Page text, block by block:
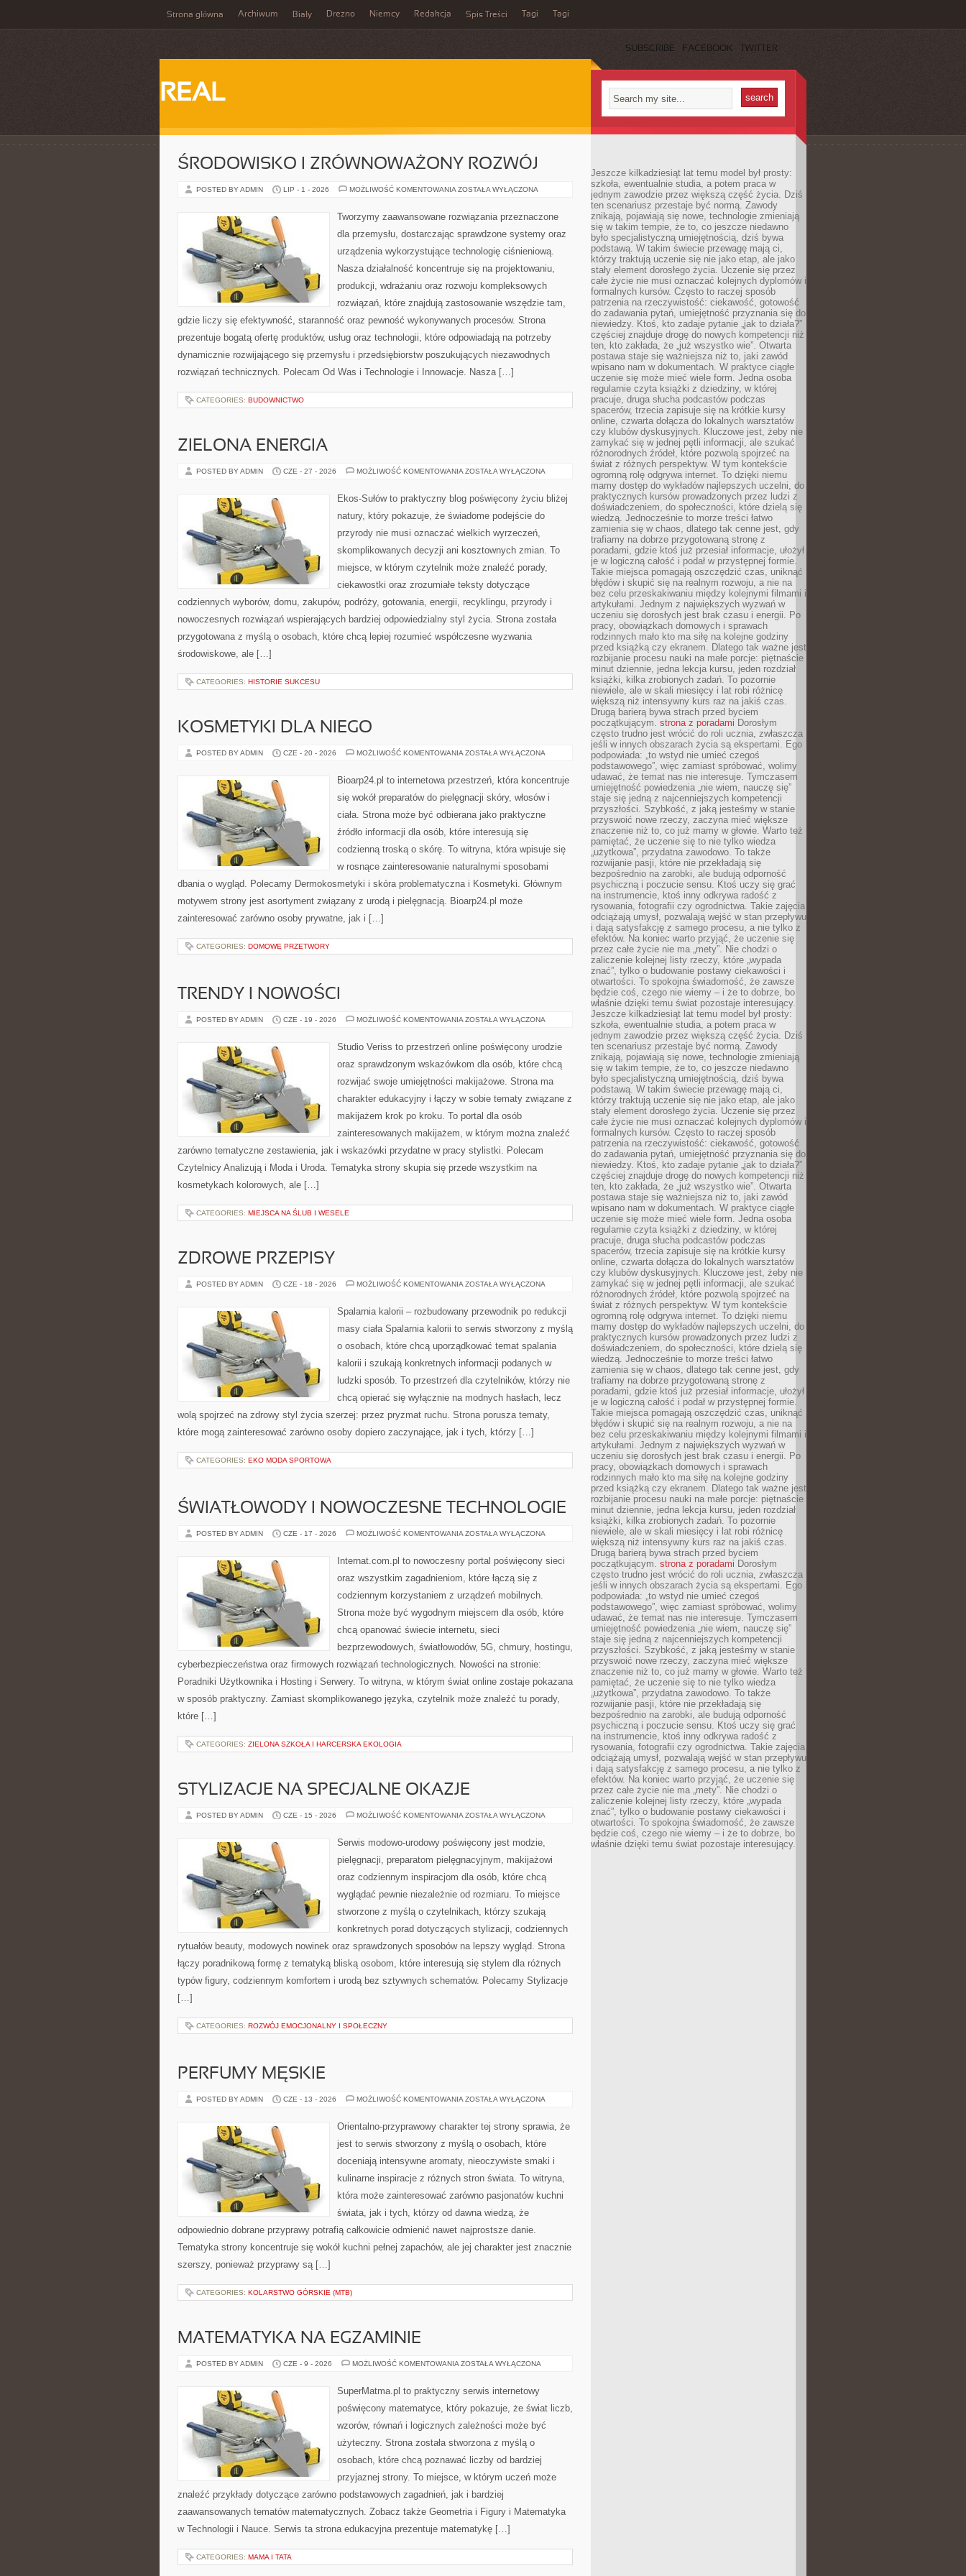
Strona główna Archiwum Biały Drezno Niemcy Redakcja Spis Treści Tagi Tagi
SUBSCRIBE FACEBOOK TWITTER
REAL
ŚRODOWISKO I ZRÓWNOWAŻONY ROZWÓJ
POSTED BY ADMIN LIP - 1 - 2026 MOŻLIWOŚĆ KOMENTOWANIA ŚRODOWISKO
ROZWÓJ
ZOSTAŁA WYŁĄCZONA
Tworzymy zaawansowane rozwiązania przeznaczone
dla przemysłu, dostarczając sprawdzone systemy oraz
urządzenia wykorzystujące technologię ciśnieniową.
Nasza działalność koncentruje się na projektowaniu,
produkcji, wdrażaniu oraz rozwoju kompleksowych
rozwiązań, które znajdują zastosowanie wszędzie tam,
gdzie liczy się efektywność, staranność oraz pewność wykonywanych procesów. Strona
prezentuje bogatą ofertę produktów, usług oraz technologii, które odpowiadają na potrzeby
dynamicznie rozwijającego się przemysłu i przedsiębiorstw poszukujących niezawodnych
rozwiązań technicznych. Polecam Od Was i Technologie i Innowacje. Nasza […]
CATEGORIES: BUDOWNICTWO
ZIELONA ENERGIA
POSTED BY ADMIN CZE - 27 - 2026 MOŻLIWOŚĆ KOMENTOWANIA ZIELONA
ZOSTAŁA WYŁĄCZONA
Ekos-Sułów to praktyczny blog poświęcony życiu bliżej
natury, który pokazuje, że świadome podejście do
przyrody nie musi oznaczać wielkich wyrzeczeń,
skomplikowanych decyzji ani kosztownych zmian. To
miejsce, w którym czytelnik może znaleźć porady,
ciekawostki oraz zrozumiałe teksty dotyczące
codziennych wyborów, domu, zakupów, podróży, gotowania, energii, recyklingu, przyrody i
nowoczesnych rozwiązań wspierających bardziej odpowiedzialny styl życia. Strona została
przygotowana z myślą o osobach, które chcą lepiej rozumieć współczesne wyzwania
środowiskowe, ale […]
CATEGORIES: HISTORIE SUKCESU
KOSMETYKI DLA NIEGO
POSTED BY ADMIN CZE - 20 - 2026 MOŻLIWOŚĆ KOMENTOWANIA KOSMETYKI
ZOSTAŁA WYŁĄCZONA
Bioarp24.pl to internetowa przestrzeń, która koncentruje
się wokół preparatów do pielęgnacji skóry, włosów i
ciała. Strona może być odbierana jako praktyczne
źródło informacji dla osób, które interesują się
codzienną troską o skórę. To witryna, która wpisuje się
w rosnące zainteresowanie naturalnymi sposobami
dbania o wygląd. Polecamy Dermokosmetyki i skóra problematyczna i Kosmetyki. Głównym
motywem strony jest asortyment związany z urodą i pielęgnacją. Bioarp24.pl może
zainteresować zarówno osoby prywatne, jak i […]
CATEGORIES: DOMOWE PRZETWORY
TRENDY I NOWOŚCI
POSTED BY ADMIN CZE - 19 - 2026 MOŻLIWOŚĆ KOMENTOWANIA TRENDY
ZOSTAŁA WYŁĄCZONA
Studio Veriss to przestrzeń online poświęcony urodzie
oraz sprawdzonym wskazówkom dla osób, które chcą
rozwijać swoje umiejętności makijażowe. Strona ma
charakter edukacyjny i łączy w sobie tematy związane z
makijażem krok po kroku. To portal dla osób
zainteresowanych makijażem, w którym można znaleźć
zarówno tematyczne zestawienia, jak i wskazówki przydatne w pracy stylistki. Polecam
Czytelnicy Analizują i Moda i Uroda. Tematyka strony skupia się przede wszystkim na
kosmetykach kolorowych, ale […]
CATEGORIES: MIEJSCA NA ŚLUB I WESELE
ZDROWE PRZEPISY
POSTED BY ADMIN CZE - 18 - 2026 MOŻLIWOŚĆ KOMENTOWANIA ZDROWE
ZOSTAŁA WYŁĄCZONA
Spalarnia kalorii – rozbudowany przewodnik po redukcji
masy ciała Spalarnia kalorii to serwis stworzony z myślą
o osobach, które chcą uporządkować temat spalania
kalorii i szukają konkretnych informacji podanych w
ludzki sposób. To przestrzeń dla czytelników, którzy nie
chcą opierać się wyłącznie na modnych hasłach, lecz
wolą spojrzeć na zdrowy styl życia szerzej: przez pryzmat ruchu. Strona porusza tematy,
które mogą zainteresować zarówno osoby dopiero zaczynające, jak i tych, którzy […]
CATEGORIES: EKO MODA SPORTOWA
ŚWIATŁOWODY I NOWOCZESNE TECHNOLOGIE
POSTED BY ADMIN CZE - 17 - 2026 MOŻLIWOŚĆ KOMENTOWANIA ŚWIATŁOWODY
TECHNOLOGIE
ZOSTAŁA WYŁĄCZONA
Internat.com.pl to nowoczesny portal poświęcony sieci
oraz wszystkim zagadnieniom, które łączą się z
codziennym korzystaniem z urządzeń mobilnych.
Strona może być wygodnym miejscem dla osób, które
chcą opanować świecie internetu, sieci
bezprzewodowych, światłowodów, 5G, chmury, hostingu,
cyberbezpieczeństwa oraz firmowych rozwiązań technologicznych. Nowości na stronie:
Poradniki Użytkownika i Hosting i Serwery. To witryna, w którym świat online zostaje pokazana
w sposób praktyczny. Zamiast skomplikowanego języka, czytelnik może znaleźć tu porady,
które […]
CATEGORIES: ZIELONA SZKOŁA I HARCERSKA EKOLOGIA
STYLIZACJE NA SPECJALNE OKAZJE
POSTED BY ADMIN CZE - 15 - 2026 MOŻLIWOŚĆ KOMENTOWANIA STYLIZACJE
OKAZJE
ZOSTAŁA WYŁĄCZONA
Serwis modowo-urodowy poświęcony jest modzie,
pielęgnacji, preparatom pielęgnacyjnym, makijażowi
oraz codziennym inspiracjom dla osób, które chcą
wyglądać pewnie niezależnie od rozmiaru. To miejsce
stworzone z myślą o czytelnikach, którzy szukają
konkretnych porad dotyczących stylizacji, codziennych
rytuałów beauty, modowych nowinek oraz sprawdzonych sposobów na lepszy wygląd. Strona
łączy poradnikową formę z tematyką bliską osobom, które interesują się stylem dla różnych
typów figury, codziennym komfortem i urodą bez sztywnych schematów. Polecamy Stylizacje
[…]
CATEGORIES: ROZWÓJ EMOCJONALNY I SPOŁECZNY
PERFUMY MĘSKIE
POSTED BY ADMIN CZE - 13 - 2026 MOŻLIWOŚĆ KOMENTOWANIA PERFUMY
ZOSTAŁA WYŁĄCZONA
Orientalno-przyprawowy charakter tej strony sprawia, że
jest to serwis stworzony z myślą o osobach, które
doceniają intensywne aromaty, nieoczywiste smaki i
kulinarne inspiracje z różnych stron świata. To witryna,
która może zainteresować zarówno pasjonatów kuchni
świata, jak i tych, którzy od dawna wiedzą, że
odpowiednio dobrane przyprawy potrafią całkowicie odmienić nawet najprostsze danie.
Tematyka strony koncentruje się wokół kuchni pełnej zapachów, ale jej charakter jest znacznie
szerszy, ponieważ przyprawy są […]
CATEGORIES: KOLARSTWO GÓRSKIE (MTB)
MATEMATYKA NA EGZAMINIE
POSTED BY ADMIN CZE - 9 - 2026 MOŻLIWOŚĆ KOMENTOWANIA MATEMATYKA
ZOSTAŁA WYŁĄCZONA
SuperMatma.pl to praktyczny serwis internetowy
poświęcony matematyce, który pokazuje, że świat liczb,
wzorów, równań i logicznych zależności może być
użyteczny. Strona została stworzona z myślą o
osobach, które chcą poznawać liczby od bardziej
przyjaznej strony. To miejsce, w którym uczeń może
znaleźć przykłady dotyczące zarówno podstawowych zagadnień, jak i bardziej
zaawansowanych tematów matematycznych. Zobacz także Geometria i Figury i Matematyka
w Technologii i Nauce. Serwis ta strona edukacyjna prezentuje matematykę […]
CATEGORIES: MAMA I TATA
Jeszcze kilkadziesiąt lat temu model był prosty:
szkoła, ewentualnie studia, a potem praca w
jednym zawodzie przez większą część życia. Dziś
ten scenariusz przestaje być normą. Zawody
znikają, pojawiają się nowe, technologie zmieniają
się w takim tempie, że to, co jeszcze niedawno
było specjalistyczną umiejętnością, dziś bywa
podstawą. W takim świecie przewagę mają ci,
którzy traktują uczenie się nie jako etap, ale jako
stały element dorosłego życia. Uczenie się przez
całe życie nie musi oznaczać kolejnych dyplomów i
formalnych kursów. Często to raczej sposób
patrzenia na rzeczywistość: ciekawość, gotowość
do zadawania pytań, umiejętność przyznania się do
niewiedzy. Ktoś, kto zadaje pytanie „jak to działa?”
częściej znajduje drogę do nowych kompetencji niż
ten, kto zakłada, że „już wszystko wie”. Otwarta
postawa staje się ważniejsza niż to, jaki zawód
wpisano nam w dokumentach. W praktyce ciągłe
uczenie się może mieć wiele form. Jedna osoba
regularnie czyta książki z dziedziny, w której
pracuje, druga słucha podcastów podczas
spacerów, trzecia zapisuje się na krótkie kursy
online, czwarta dołącza do lokalnych warsztatów
czy klubów dyskusyjnych. Kluczowe jest, żeby nie
zamykać się w jednej pętli informacji, ale szukać
różnorodnych źródeł, które pozwolą spojrzeć na
świat z różnych perspektyw. W tym kontekście
ogromną rolę odgrywa internet. To dzięki niemu
mamy dostęp do wykładów najlepszych uczelni, do
praktycznych kursów prowadzonych przez ludzi z
doświadczeniem, do społeczności, które dzielą się
wiedzą. Jednocześnie to morze treści łatwo
zamienia się w chaos, dlatego tak cenne jest, gdy
trafiamy na dobrze przygotowaną stronę z
poradami, gdzie ktoś już przesiał informacje, ułożył
je w logiczną całość i podał w przystępnej formie.
Takie miejsca pomagają oszczędzić czas, uniknąć
błędów i skupić się na realnym rozwoju, a nie na
bez celu przeskakiwaniu między kolejnymi filmami i
artykułami. Jednym z największych wyzwań w
uczeniu się dorosłych jest brak czasu i energii. Po
pracy, obowiązkach domowych i sprawach
rodzinnych mało kto ma siłę na kolejne godziny
przed książką czy ekranem. Dlatego tak ważne jest
rozbijanie procesu nauki na małe porcje: piętnaście
minut dziennie, jedna lekcja kursu, jeden rozdział
książki, kilka zrobionych zadań. To pozornie
niewiele, ale w skali miesięcy i lat robi różnicę
większą niż intensywny kurs raz na jakiś czas.
Drugą barierą bywa strach przed byciem
początkującym. strona z poradami Dorosłym
często trudno jest wrócić do roli ucznia, zwłaszcza
jeśli w innych obszarach życia są ekspertami. Ego
podpowiada: „to wstyd nie umieć czegoś
podstawowego”, więc zamiast spróbować, wolimy
udawać, że temat nas nie interesuje. Tymczasem
umiejętność powiedzenia „nie wiem, nauczę się”
staje się jedną z najcenniejszych kompetencji
przyszłości. Szybkość, z jaką jesteśmy w stanie
przyswoić nowe rzeczy, zaczyna mieć większe
znaczenie niż to, co już mamy w głowie. Warto też
pamiętać, że uczenie się to nie tylko wiedza
„użytkowa”, przydatna zawodowo. To także
rozwijanie pasji, które nie przekładają się
bezpośrednio na zarobki, ale budują odporność
psychiczną i poczucie sensu. Ktoś uczy się grać
na instrumencie, ktoś inny odkrywa radość z
rysowania, fotografii czy ogrodnictwa. Takie zajęcia
odciążają umysł, pozwalają wejść w stan przepływu
i dają satysfakcję z samego procesu, a nie tylko z
efektów. Na koniec warto przyjąć, że uczenie się
przez całe życie nie ma „mety”. Nie chodzi o
zaliczenie kolejnej listy rzeczy, które „wypada
znać”, tylko o budowanie postawy ciekawości i
otwartości. To spokojna świadomość, że zawsze
będzie coś, czego nie wiemy – i że to dobrze, bo
właśnie dzięki temu świat pozostaje interesujący.
Jeszcze kilkadziesiąt lat temu model był prosty:
szkoła, ewentualnie studia, a potem praca w
jednym zawodzie przez większą część życia. Dziś
ten scenariusz przestaje być normą. Zawody
znikają, pojawiają się nowe, technologie zmieniają
się w takim tempie, że to, co jeszcze niedawno
było specjalistyczną umiejętnością, dziś bywa
podstawą. W takim świecie przewagę mają ci,
którzy traktują uczenie się nie jako etap, ale jako
stały element dorosłego życia. Uczenie się przez
całe życie nie musi oznaczać kolejnych dyplomów i
formalnych kursów. Często to raczej sposób
patrzenia na rzeczywistość: ciekawość, gotowość
do zadawania pytań, umiejętność przyznania się do
niewiedzy. Ktoś, kto zadaje pytanie „jak to działa?”
częściej znajduje drogę do nowych kompetencji niż
ten, kto zakłada, że „już wszystko wie”. Otwarta
postawa staje się ważniejsza niż to, jaki zawód
wpisano nam w dokumentach. W praktyce ciągłe
uczenie się może mieć wiele form. Jedna osoba
regularnie czyta książki z dziedziny, w której
pracuje, druga słucha podcastów podczas
spacerów, trzecia zapisuje się na krótkie kursy
online, czwarta dołącza do lokalnych warsztatów
czy klubów dyskusyjnych. Kluczowe jest, żeby nie
zamykać się w jednej pętli informacji, ale szukać
różnorodnych źródeł, które pozwolą spojrzeć na
świat z różnych perspektyw. W tym kontekście
ogromną rolę odgrywa internet. To dzięki niemu
mamy dostęp do wykładów najlepszych uczelni, do
praktycznych kursów prowadzonych przez ludzi z
doświadczeniem, do społeczności, które dzielą się
wiedzą. Jednocześnie to morze treści łatwo
zamienia się w chaos, dlatego tak cenne jest, gdy
trafiamy na dobrze przygotowaną stronę z
poradami, gdzie ktoś już przesiał informacje, ułożył
je w logiczną całość i podał w przystępnej formie.
Takie miejsca pomagają oszczędzić czas, uniknąć
błędów i skupić się na realnym rozwoju, a nie na
bez celu przeskakiwaniu między kolejnymi filmami i
artykułami. Jednym z największych wyzwań w
uczeniu się dorosłych jest brak czasu i energii. Po
pracy, obowiązkach domowych i sprawach
rodzinnych mało kto ma siłę na kolejne godziny
przed książką czy ekranem. Dlatego tak ważne jest
rozbijanie procesu nauki na małe porcje: piętnaście
minut dziennie, jedna lekcja kursu, jeden rozdział
książki, kilka zrobionych zadań. To pozornie
niewiele, ale w skali miesięcy i lat robi różnicę
większą niż intensywny kurs raz na jakiś czas.
Drugą barierą bywa strach przed byciem
początkującym. strona z poradami Dorosłym
często trudno jest wrócić do roli ucznia, zwłaszcza
jeśli w innych obszarach życia są ekspertami. Ego
podpowiada: „to wstyd nie umieć czegoś
podstawowego”, więc zamiast spróbować, wolimy
udawać, że temat nas nie interesuje. Tymczasem
umiejętność powiedzenia „nie wiem, nauczę się”
staje się jedną z najcenniejszych kompetencji
przyszłości. Szybkość, z jaką jesteśmy w stanie
przyswoić nowe rzeczy, zaczyna mieć większe
znaczenie niż to, co już mamy w głowie. Warto też
pamiętać, że uczenie się to nie tylko wiedza
„użytkowa”, przydatna zawodowo. To także
rozwijanie pasji, które nie przekładają się
bezpośrednio na zarobki, ale budują odporność
psychiczną i poczucie sensu. Ktoś uczy się grać
na instrumencie, ktoś inny odkrywa radość z
rysowania, fotografii czy ogrodnictwa. Takie zajęcia
odciążają umysł, pozwalają wejść w stan przepływu
i dają satysfakcję z samego procesu, a nie tylko z
efektów. Na koniec warto przyjąć, że uczenie się
przez całe życie nie ma „mety”. Nie chodzi o
zaliczenie kolejnej listy rzeczy, które „wypada
znać”, tylko o budowanie postawy ciekawości i
otwartości. To spokojna świadomość, że zawsze
będzie coś, czego nie wiemy – i że to dobrze, bo
właśnie dzięki temu świat pozostaje interesujący.